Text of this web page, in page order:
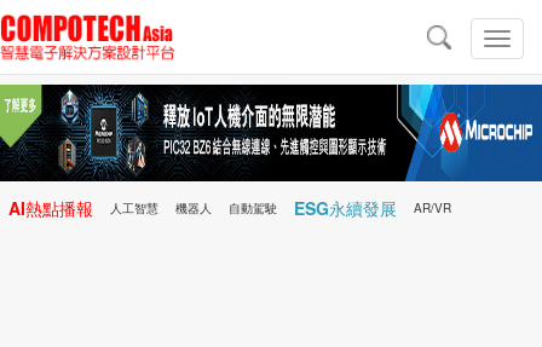
切
換
導
航
AI熱點播報 人工智慧 機器人 自動駕駛 ESG永續發展 AR/VR